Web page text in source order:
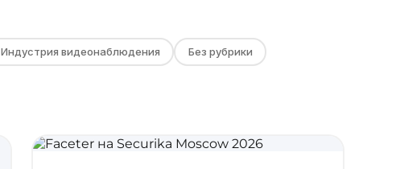
Индустрия видеонаблюдения Без рубрики